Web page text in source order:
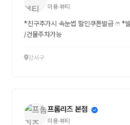
미용·뷰티
*친구추가시 속눈썹 할인쿠폰발급 ෆ *
/건물주차가능
강서구
프롬리즈 본점
미용·뷰티